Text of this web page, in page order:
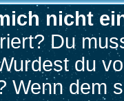
nicht
Du
du
Wenn dem